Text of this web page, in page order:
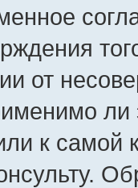
от
ли
к самой